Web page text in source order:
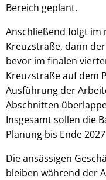
Bereich geplant.
Anschließend folgt im
Kreuzstraße, dann
bevor im finalen
Kreuzstraße auf dem
Ausführung der
Abschnitten
Insgesamt sollen die
Planung bis Ende
Die ansässigen
bleiben während der